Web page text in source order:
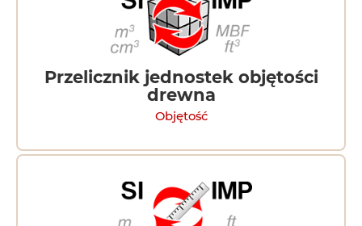
Przelicznik jednostek objętości
drewna
Objętość